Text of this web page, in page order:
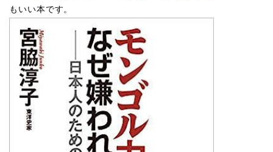
もいい本です。